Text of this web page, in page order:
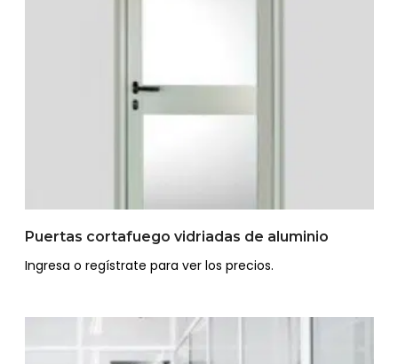
Puertas cortafuego vidriadas de aluminio
Ingresa o regístrate para ver los precios.